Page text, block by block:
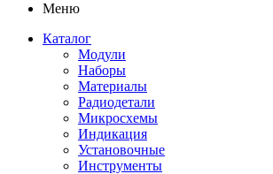
Меню
Каталог
Модули
Наборы
Материалы
Радиодетали
Микросхемы
Индикация
Установочные
Инструменты